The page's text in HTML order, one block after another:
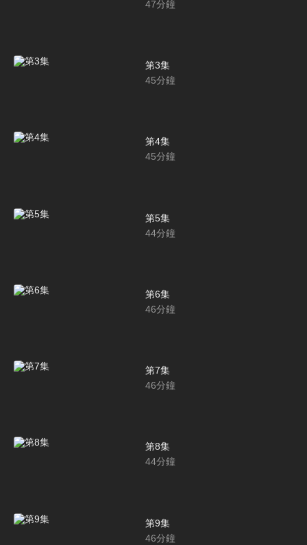
47分鐘
第3集
45分鐘
第4集
45分鐘
第5集
44分鐘
第6集
46分鐘
第7集
46分鐘
第8集
44分鐘
第9集
46分鐘